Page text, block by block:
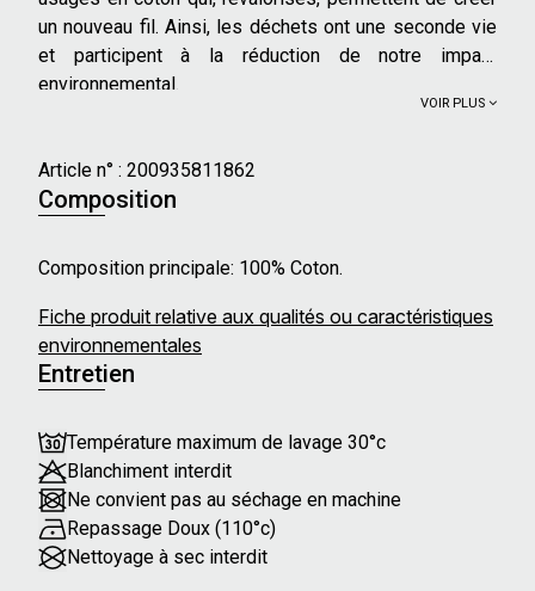
un nouveau fil. Ainsi, les déchets ont une seconde vie
et participent à la réduction de notre impact
environnemental.
VOIR PLUS
Article n° : 200935811862
Composition
Composition principale: 100% Coton.
Fiche produit relative aux qualités ou caractéristiques
environnementales
Entretien
Température maximum de lavage 30°c
Blanchiment interdit
Ne convient pas au séchage en machine
Repassage Doux (110°c)
Nettoyage à sec interdit